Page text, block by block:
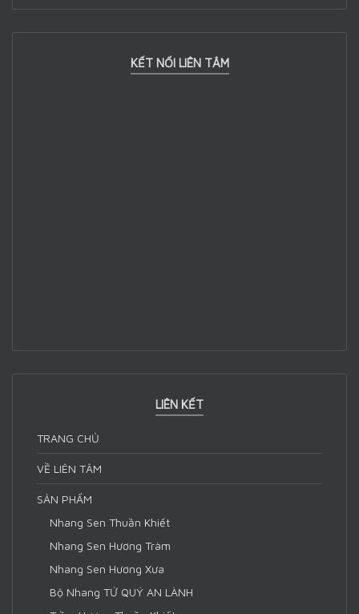
KẾT NỐI LIÊN TÂM
LIÊN KẾT
TRANG CHỦ
VỀ LIÊN TÂM
SẢN PHẨM
Nhang Sen Thuần Khiết
Nhang Sen Hương Tràm
Nhang Sen Hương Xưa
Bộ Nhang TỨ QUÝ AN LÀNH